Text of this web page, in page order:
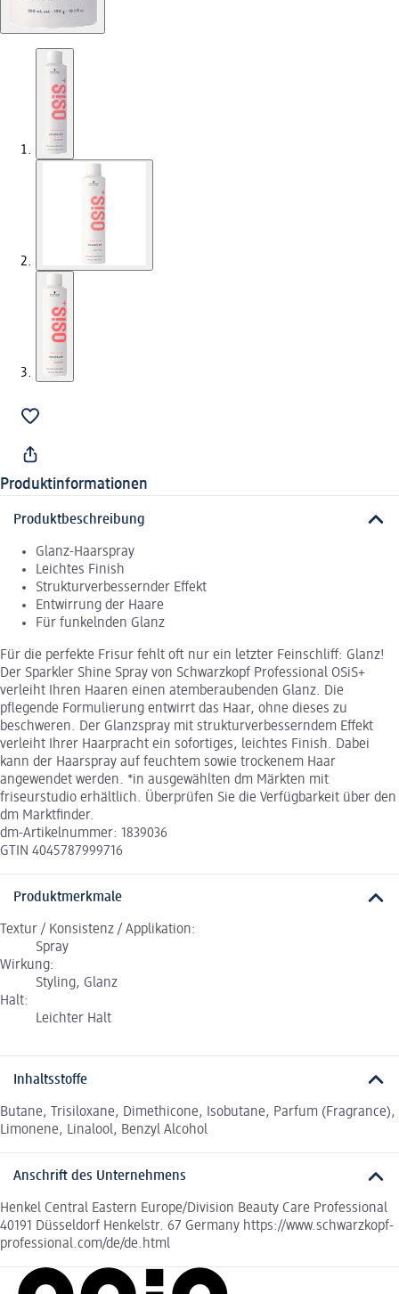
Produktinformationen
Produktbeschreibung
Glanz-Haarspray
Leichtes Finish
Strukturverbessernder Effekt
Entwirrung der Haare
Für funkelnden Glanz
Für die perfekte Frisur fehlt oft nur ein letzter Feinschliff: Glanz!
Der Sparkler Shine Spray von Schwarzkopf Professional OSiS+
verleiht Ihren Haaren einen atemberaubenden Glanz. Die
pflegende Formulierung entwirrt das Haar, ohne dieses zu
beschweren. Der Glanzspray mit strukturverbesserndem Effekt
verleiht Ihrer Haarpracht ein sofortiges, leichtes Finish. Dabei
kann der Haarspray auf feuchtem sowie trockenem Haar
angewendet werden. *in ausgewählten dm Märkten mit
friseurstudio erhältlich. Überprüfen Sie die Verfügbarkeit über den
dm Marktfinder.
dm-Artikelnummer: 1839036
GTIN 4045787999716
Produktmerkmale
Textur / Konsistenz / Applikation:
Spray
Wirkung:
Styling, Glanz
Halt:
Leichter Halt
Inhaltsstoffe
Butane, Trisiloxane, Dimethicone, Isobutane, Parfum (Fragrance),
Limonene, Linalool, Benzyl Alcohol
Anschrift des Unternehmens
Henkel Central Eastern Europe/Division Beauty Care Professional
40191 Düsseldorf Henkelstr. 67 Germany https://www.schwarzkopf-
professional.com/de/de.html